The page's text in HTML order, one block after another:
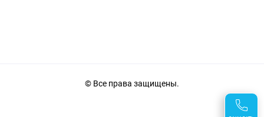
© Все права защищены.